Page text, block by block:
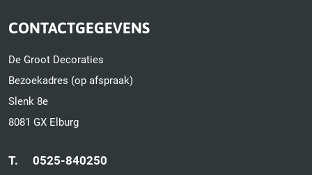
CONTACTGEGEVENS
De Groot Decoraties
Bezoekadres (op afspraak)
Slenk 8e
8081 GX Elburg
T.
0525-840250